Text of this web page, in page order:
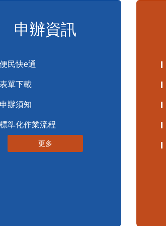
申辦資訊
便民快e通
表單下載
申辦須知
標準化作業流程
更多